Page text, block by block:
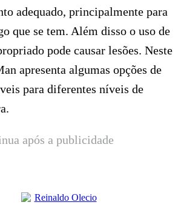
adequado, principalmente para
que se tem. Além disso o uso de
pode causar lesões. Neste
apresenta algumas opções de
para diferentes níveis de
após a publicidade